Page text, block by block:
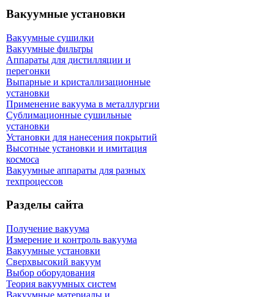
Вакуумные установки
Вакуумные сушилки
Вакуумные фильтры
Аппараты для дистилляции и
перегонки
Выпарные и кристаллизационные
установки
Применение вакуума в металлургии
Сублимационные сушильные
установки
Установки для нанесения покрытий
Высотные установки и имитация
космоса
Вакуумные аппараты для разных
техпроцессов
Разделы сайта
Получение вакуума
Измерение и контроль вакуума
Вакуумные установки
Сверхвысокий вакуум
Выбор оборудования
Теория вакуумных систем
Вакуумные материалы и